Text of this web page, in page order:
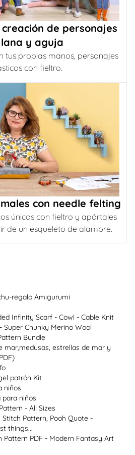
de personajes
y aguja
tus propias manos, personajes
con fieltro.
con needle felting
únicos con fieltro y apórtales
de un esqueleto de alambre.
regalo Amigurumi
Infinity Scarf - Cowl - Cable Knit
Super Chunky Merino Wool
Bundle
mar,medusas, estrellas de mar y
patrón Kit
niños
para niños
- All Sizes
Pattern, Pooh Quote -
things...
Pattern PDF - Modern Fantasy Art